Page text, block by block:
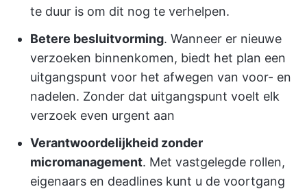
te duur is om dit nog te verhelpen.
Betere besluitvorming. Wanneer er nieuwe
verzoeken binnenkomen, biedt het plan een
uitgangspunt voor het afwegen van voor- en
nadelen. Zonder dat uitgangspunt voelt elk
verzoek even urgent aan
Verantwoordelijkheid zonder
micromanagement. Met vastgelegde rollen,
eigenaars en deadlines kunt u de voortgang